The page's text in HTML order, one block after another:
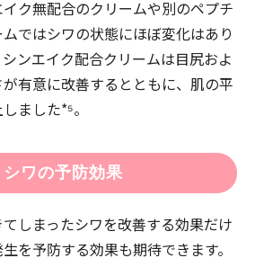
ク無配合のクリームや別のペプチ
ではシワの状態にほぼ変化はあり
ンエイク配合クリームは目尻およ
有意に改善するとともに、肌の平
ました*⁵。
シワの予防効果
しまったシワを改善する効果だけ
を予防する効果も期待できます。